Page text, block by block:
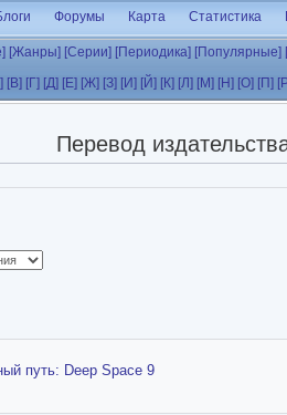
Форумы Карта Статистика
[Жанры] [Серии] [Периодика] [Популярные]
[В] [Г] [Д] [Е] [Ж] [З] [И] [Й] [К] [Л] [М] [Н] [О] [П]
Перевод
путь: Deep Space 9